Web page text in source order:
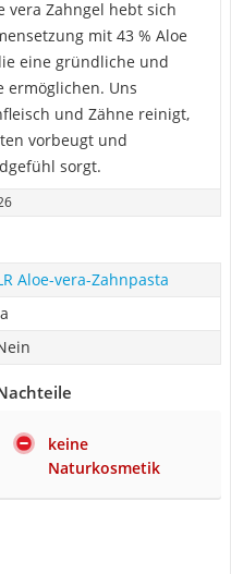
vera Zahngel hebt sich
mit 43 % Aloe
eine gründliche und
ermöglichen. Uns
und Zähne reinigt,
vorbeugt und
sorgt.
Aloe-vera-Zahnpasta
keine
Naturkosmetik